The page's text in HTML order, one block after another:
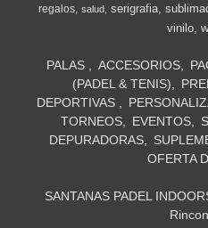
regalos
salud serigrafia
vinilo
PALAS ACCESORIOS
(PADEL & TENIS)
DEPORTIVAS
TORNEOS
EVENTOS
DEPURADORAS
OFERTA
SANTANAS PADEL